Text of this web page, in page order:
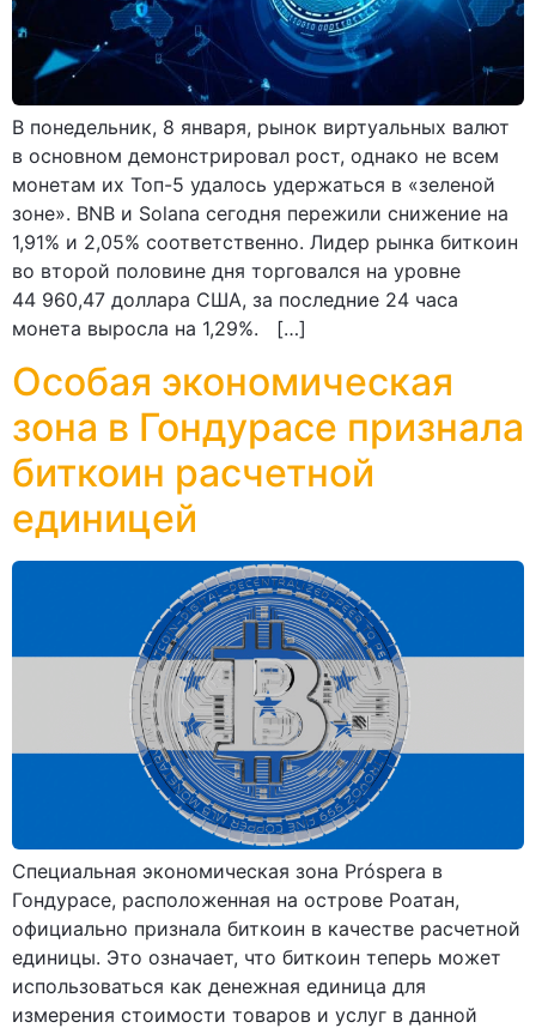
В понедельник, 8 января, рынок виртуальных валют
в основном демонстрировал рост, однако не всем
монетам их Топ-5 удалось удержаться в «зеленой
зоне». BNB и Solana сегодня пережили снижение на
1,91% и 2,05% соответственно. Лидер рынка биткоин
во второй половине дня торговался на уровне
44 960,47 доллара США, за последние 24 часа
монета выросла на 1,29%. […]
Особая экономическая
зона в Гондурасе признала
биткоин расчетной
единицей
Специальная экономическая зона Próspera в
Гондурасе, расположенная на острове Роатан,
официально признала биткоин в качестве расчетной
единицы. Это означает, что биткоин теперь может
использоваться как денежная единица для
измерения стоимости товаров и услуг в данной